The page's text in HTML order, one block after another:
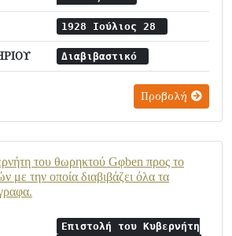
1928 Ιούλιος 28
Διαβιβαστικό
Προβολή
του θωρηκτού Gφben προς το
με την οποία διαβιβάζει όλα τα
Επιστολή του Κυβερνήτη